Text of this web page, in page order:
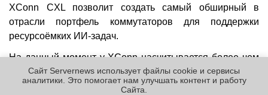
XConn CXL позволит создать самый обширный в
отрасли портфель коммутаторов для поддержки
ресурсоёмких ИИ-задач.
На данный момент у XConn насчитывается более чем
20 клиентов. Marvell ожидает, что продукты XConn CXL
и PCIe начнут приносить доход во II половине 2027
Сайт Servernews использует файлы cookie и сервисы
аналитики. Это помогает нам улучшать контент и работу
Cайта.